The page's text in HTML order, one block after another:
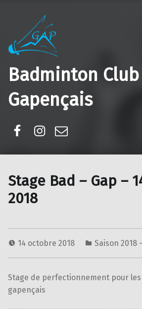
Badminton Club
Gapençais
Stage Bad – Gap –
2018
14 octobre 2018 Saison 2018
Stage de perfectionnement pour
gapençais